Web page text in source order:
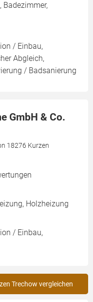
Badezimmer,
/ Einbau,
Abgleich,
/ Badsanierung
GmbH & Co.
18276 Kurzen
Holzheizung
/ Einbau,
Trechow vergleichen